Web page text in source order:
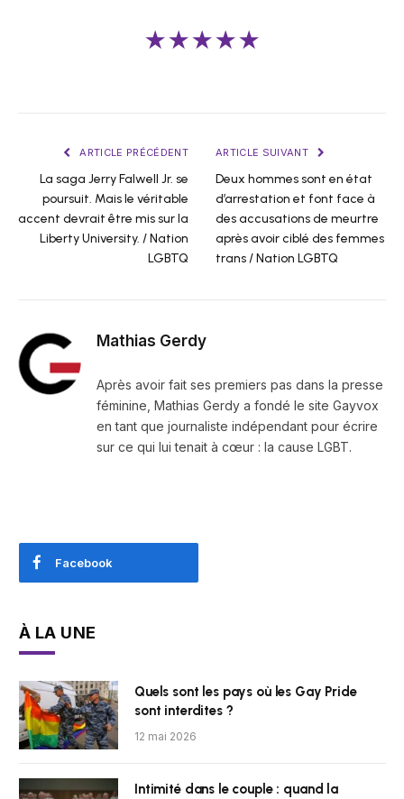
★★★★★
ARTICLE PRÉCÉDENT
La saga Jerry Falwell Jr. se
poursuit. Mais le véritable
accent devrait être mis sur la
Liberty University. / Nation
LGBTQ
ARTICLE SUIVANT
Deux hommes sont en état
d’arrestation et font face à
des accusations de meurtre
après avoir ciblé des femmes
trans / Nation LGBTQ
Mathias Gerdy
Après avoir fait ses premiers pas dans la presse
féminine, Mathias Gerdy a fondé le site Gayvox
en tant que journaliste indépendant pour écrire
sur ce qui lui tenait à cœur : la cause LGBT.
Facebook
À LA UNE
Quels sont les pays où les Gay Pride
sont interdites ?
12 mai 2026
Intimité dans le couple : quand la